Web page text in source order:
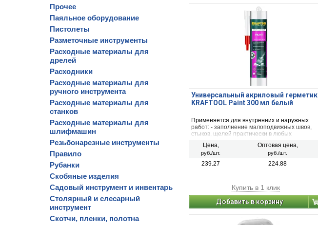
Прочее
Паяльное оборудование
Пистолеты
Разметочные инструменты
Расходные материалы для
дрелей
Расходники
Расходные материалы для
ручного инструмента
Расходные материалы для
станков
Расходные материалы для
шлифмашин
Резьбонарезные инструменты
Правило
Рубанки
Скобяные изделия
Садовый инструмент и инвентарь
Столярный и слесарный
инструмент
Скотчи, пленки, полотна
Универсальный акриловый герметик
KRAFTOOL Paint 300 мл белый
Применяется для внутренних и наружных
работ: - заполнение малоподвижных швов,
стыков, щелей практически в любых
неровностей в штукатурке, гипсе, бетоне под
покраску или оклейку обоями - герметизация
швов между профилем ПВХ и откосами, -
Цена,
руб./шт.
Оптовая цена,
руб./шт.
239.27 224.88
Купить в 1 клик
Добавить в корзину